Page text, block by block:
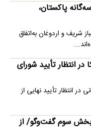
پاکستان،
شریف و اردوغان به‌اتفاق
انتظار تأیید شورای
انتظار تأیید نهایی از
سوم گفت‌وگو/ از